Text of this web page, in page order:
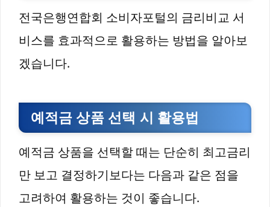
전국은행연합회 소비자포털의 금리비교 서
비스를 효과적으로 활용하는 방법을 알아보
겠습니다.
예적금 상품 선택 시 활용법
예적금 상품을 선택할 때는 단순히 최고금리
만 보고 결정하기보다는 다음과 같은 점을
고려하여 활용하는 것이 좋습니다.